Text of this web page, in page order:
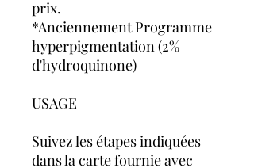
prix.
*Anciennement Programme
hyperpigmentation (2%
d'hydroquinone)
USAGE
Suivez les étapes indiquées
dans la carte fournie avec